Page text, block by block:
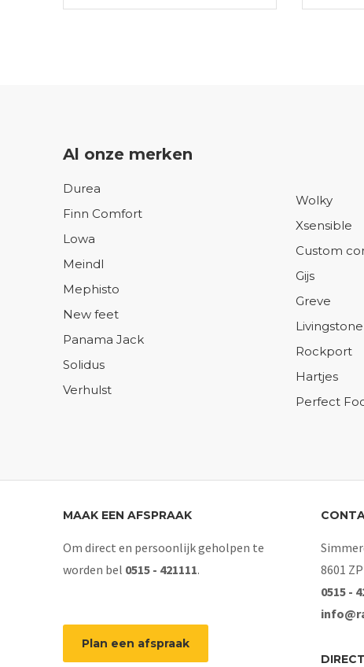
Al onze merken
Durea
Finn Comfort
Lowa
Meindl
Mephisto
New feet
Panama Jack
Solidus
Verhulst
Wolky
Xsensible
Custom
Gijs
Greve
Livingstone
Rockport
Hartjes
Perfect
MAAK EEN AFSPRAAK
Om direct en persoonlijk geholpen te
worden bel 0515 - 421111.
Plan een afspraak
8601
0515 -